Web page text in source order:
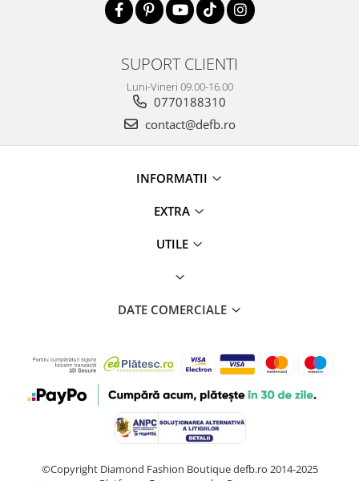
SUPORT CLIENTI
Luni-Vineri 09.00-16.00
0770188310
contact@defb.ro
INFORMATII
EXTRA
UTILE
DATE COMERCIALE
©Copyright Diamond Fashion Boutique defb.ro 2014-2025